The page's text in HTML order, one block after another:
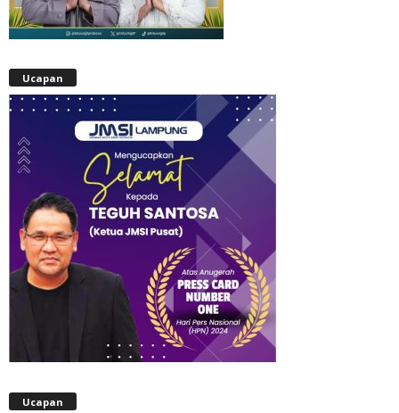
Ucapan
Ucapan